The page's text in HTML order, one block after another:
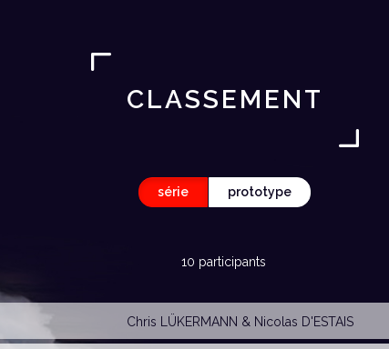
CLASSEMENT
série prototype
10 participants
Chris LÜKERMANN & Nicolas D'ESTAIS